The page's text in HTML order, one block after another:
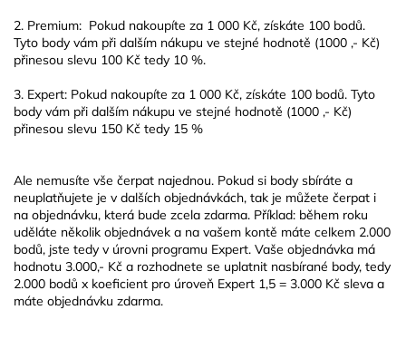
2. Premium: Pokud nakoupíte za 1 000 Kč, získáte 100 bodů.
Tyto body vám při dalším nákupu ve stejné hodnotě (1000 ,- Kč)
přinesou slevu 100 Kč tedy 10 %.
3. Expert: Pokud nakoupíte za 1 000 Kč, získáte 100 bodů. Tyto
body vám při dalším nákupu ve stejné hodnotě (1000 ,- Kč)
přinesou slevu 150 Kč tedy 15 %
Ale nemusíte vše čerpat najednou. Pokud si body sbíráte a
neuplatňujete je v dalších objednávkách, tak je můžete čerpat i
na objednávku, která bude zcela zdarma. Příklad: během roku
uděláte několik objednávek a na vašem kontě máte celkem 2.000
bodů, jste tedy v úrovni programu Expert. Vaše objednávka má
hodnotu 3.000,- Kč a rozhodnete se uplatnit nasbírané body, tedy
2.000 bodů x koeficient pro úroveň Expert 1,5 = 3.000 Kč sleva a
máte objednávku zdarma.